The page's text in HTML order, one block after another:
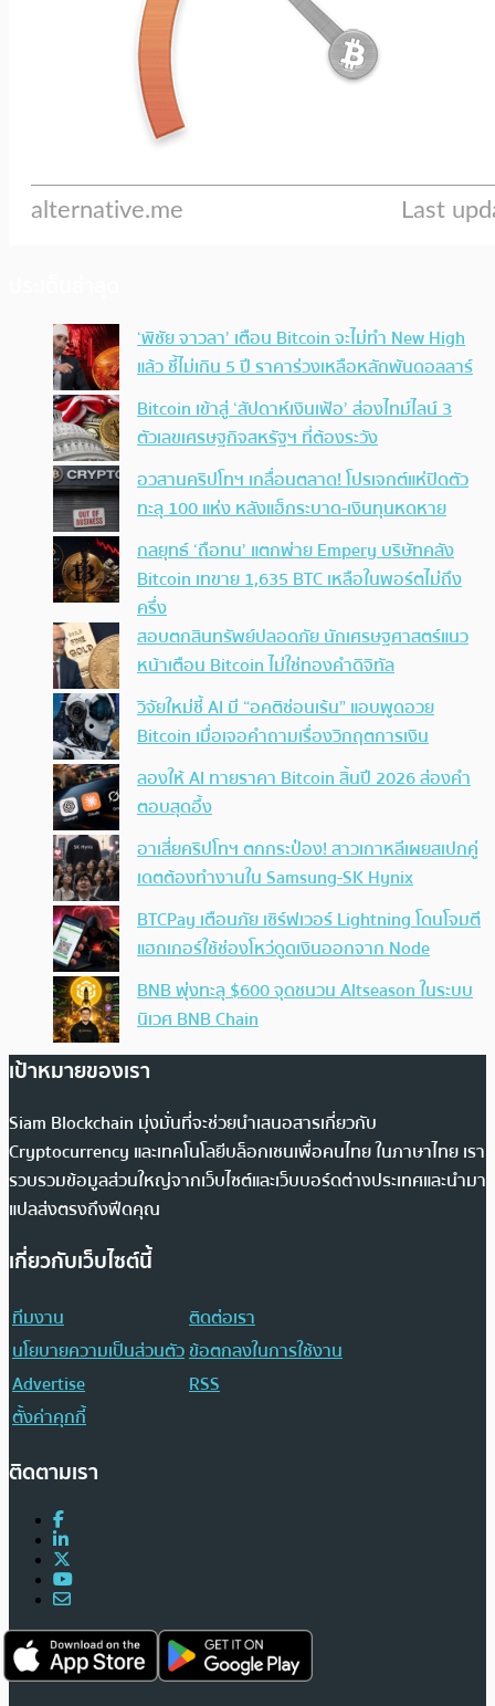
‘พิชัย จาวลา’ เตือน Bitcoin จะไม่ทำ New High
แล้ว ชี้ไม่เกิน 5 ปี ราคาร่วงเหลือหลักพันดอลลาร์
Bitcoin เข้าสู่ ‘สัปดาห์เงินเฟ้อ’ ส่องไทม์ไลน์ 3
ตัวเลขเศรษฐกิจสหรัฐฯ ที่ต้องระวัง
อวสานคริปโทฯ เกลื่อนตลาด! โปรเจกต์แห่ปิดตัว
ทะลุ 100 แห่ง หลังแฮ็กระบาด-เงินทุนหดหาย
กลยุทธ์ ‘ถือทน’ แตกพ่าย Empery บริษัทคลัง
Bitcoin เทขาย 1,635 BTC เหลือในพอร์ตไม่ถึง
ครึ่ง
สอบตกสินทรัพย์ปลอดภัย นักเศรษฐศาสตร์แนว
หน้าเตือน Bitcoin ไม่ใช่ทองคำดิจิทัล
วิจัยใหม่ชี้ AI มี “อคติซ่อนเร้น” แอบพูดอวย
Bitcoin เมื่อเจอคำถามเรื่องวิกฤตการเงิน
ลองให้ AI ทายราคา Bitcoin สิ้นปี 2026 ส่องคำ
ตอบสุดอึ้ง
อาเสี่ยคริปโทฯ ตกกระป๋อง! สาวเกาหลีเผยสเปกคู่
เดตต้องทำงานใน Samsung-SK Hynix
BTCPay เตือนภัย เซิร์ฟเวอร์ Lightning โดนโจมตี
แฮกเกอร์ใช้ช่องโหว่ดูดเงินออกจาก Node
BNB พุ่งทะลุ $600 จุดชนวน Altseason ในระบบ
นิเวศ BNB Chain
เป้าหมายของเรา
Siam Blockchain มุ่งมั่นที่จะช่วยนำเสนอสารเกี่ยวกับ
Cryptocurrency และเทคโนโลยีบล็อกเชนเพื่อคนไทย ในภาษาไทย เรา
รวบรวมข้อมูลส่วนใหญ่จากเว็บไซต์และเว็บบอร์ดต่างประเทศและนำมา
แปลส่งตรงถึงฟีดคุณ
เกี่ยวกับเว็บไซต์นี้
ทีมงาน
ติดต่อเรา
นโยบายความเป็นส่วนตัวข้อตกลงในการใช้งาน
Advertise
RSS
ตั้งค่าคุกกี้
ติดตามเรา